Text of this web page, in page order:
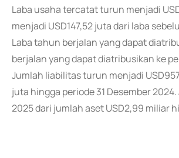
Laba usaha tercatat turun menjadi
menjadi USD147,52 juta dari laba
Laba tahun berjalan yang dapat
berjalan yang dapat diatribusikan ke
Jumlah liabilitas turun menjadi
juta hingga periode 31 Desember
2025 dari jumlah aset USD2,99 miliar